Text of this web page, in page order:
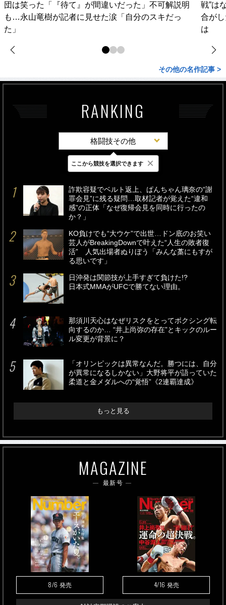
団は笑った「『待て』が間違いだった」不可解説明
も…永山竜樹が記者に見せた涙「自分のスキだっ
た」
戦”は
合が
は
その他の名作記事 >
RANKING
格闘技その他
最新 24時間 週間
詐欺容疑でベルト返上、ぱんちゃん璃奈の“謝
罪会見”に残る疑問…取材記者が覚えた“違和
感”の正体「なぜ復帰会見を同時に行ったの
か？」
KO負けでも“大ウケ”で出世…ドン底のお笑い
芸人がBreakingDownで叶えた“人生の敗者復
活” 人気出場者ぬりぼう「みんな藁にもすが
る思いです」
日沖発は関節技が上手すぎて負けた!?
日本式MMAがUFCで勝てない理由。
那須川天心はなぜリスクをとってボクシング転
向するのか… “井上尚弥の存在”とキックのルー
ル変更が背景に？
「オリンピックは異常なんだ。勝つには、自分
が異常になるしかない」大野将平が語っていた
柔道と金メダルへの“覚悟”《2連覇達成》
もっと見る
MAGAZINE
最新号
8/6 発売 4/16 発売
ここから競技を選択できます ×